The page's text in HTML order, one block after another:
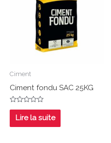
Ciment
Ciment fondu SAC 25KG
Note
sur
5
Lire la suite